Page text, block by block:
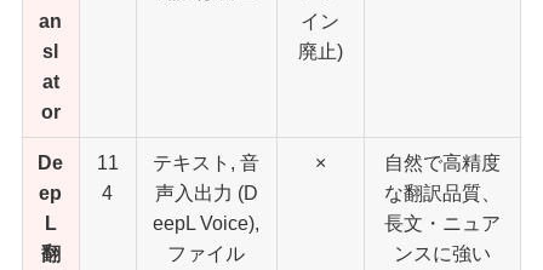
an
sl
at
or
イン
廃止)
De
ep
L
翻
11
4
テキスト, 音
声入出力 (D
eepL Voice),
ファイル
×
自然で高精度
な翻訳品質、
長文・ニュア
ンスに強い